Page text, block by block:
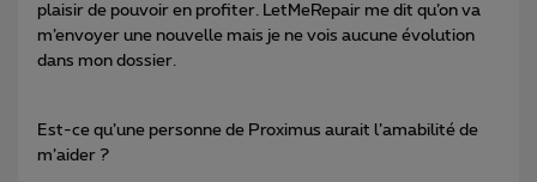
plaisir de pouvoir en profiter. LetMeRepair me dit qu’on va
m’envoyer une nouvelle mais je ne vois aucune évolution
dans mon dossier.
Est-ce qu’une personne de Proximus aurait l’amabilité de
m’aider ?